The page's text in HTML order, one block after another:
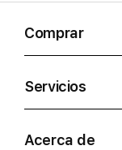
Comprar
Servicios
Acerca de